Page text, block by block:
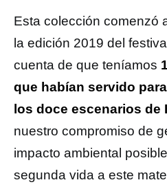
Esta colección comenzó
la edición 2019 del
cuenta de que teníamos
que habían servido
los doce escenarios de
nuestro compromiso de
impacto ambiental
segunda vida a este